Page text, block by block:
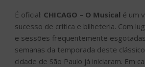
É oficial: CHICAGO – O Musical é um
sucesso de crítica e bilheteria. Com
e sessões frequentemente
semanas da temporada deste
cidade de São Paulo já iniciaram. Em